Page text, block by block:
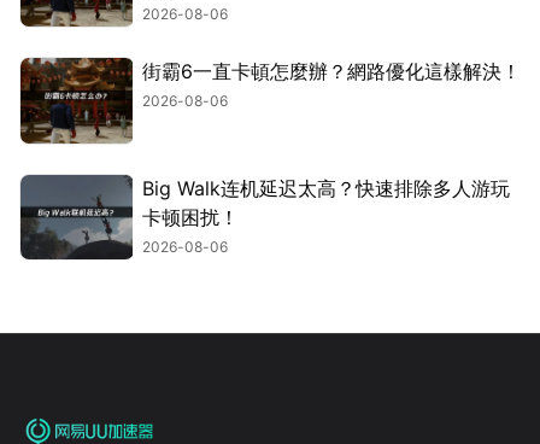
2026-08-06
街霸6一直卡頓怎麼辦？網路優化這樣解決！
2026-08-06
Big Walk连机延迟太高？快速排除多人游玩
卡顿困扰！
2026-08-06